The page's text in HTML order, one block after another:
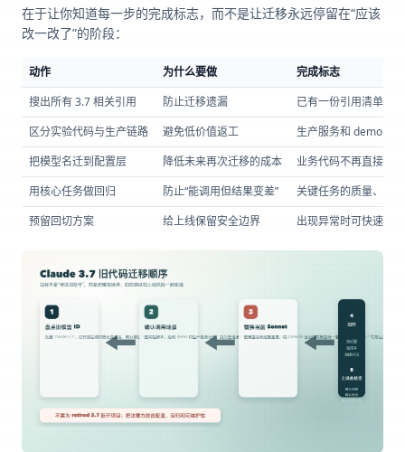
在于让你知道每一步的完成标志，而不是让迁移永远停留在“应该
改一改了”的阶段：
动作 为什么要做
完成标志
搜出所有 3.7 相关引用
防止迁移遗漏
已有一份引用清单，
区分实验代码与生产链路
避免低价值返工
生产服务和 demo 脚
把模型名迁到配置层
降低未来再次迁移的成本
业务代码不再直接写
用核心任务做回归
防止“能调用但结果变差”
关键任务的质量、成
预留回切方案
给上线保留安全边界 出现异常时可快速切